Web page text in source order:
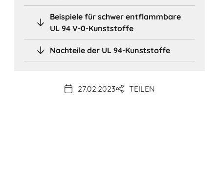
Beispiele für schwer entflammbare
UL 94 V-0-Kunststoffe
Nachteile der UL 94-Kunststoffe
27.02.2023 TEILEN